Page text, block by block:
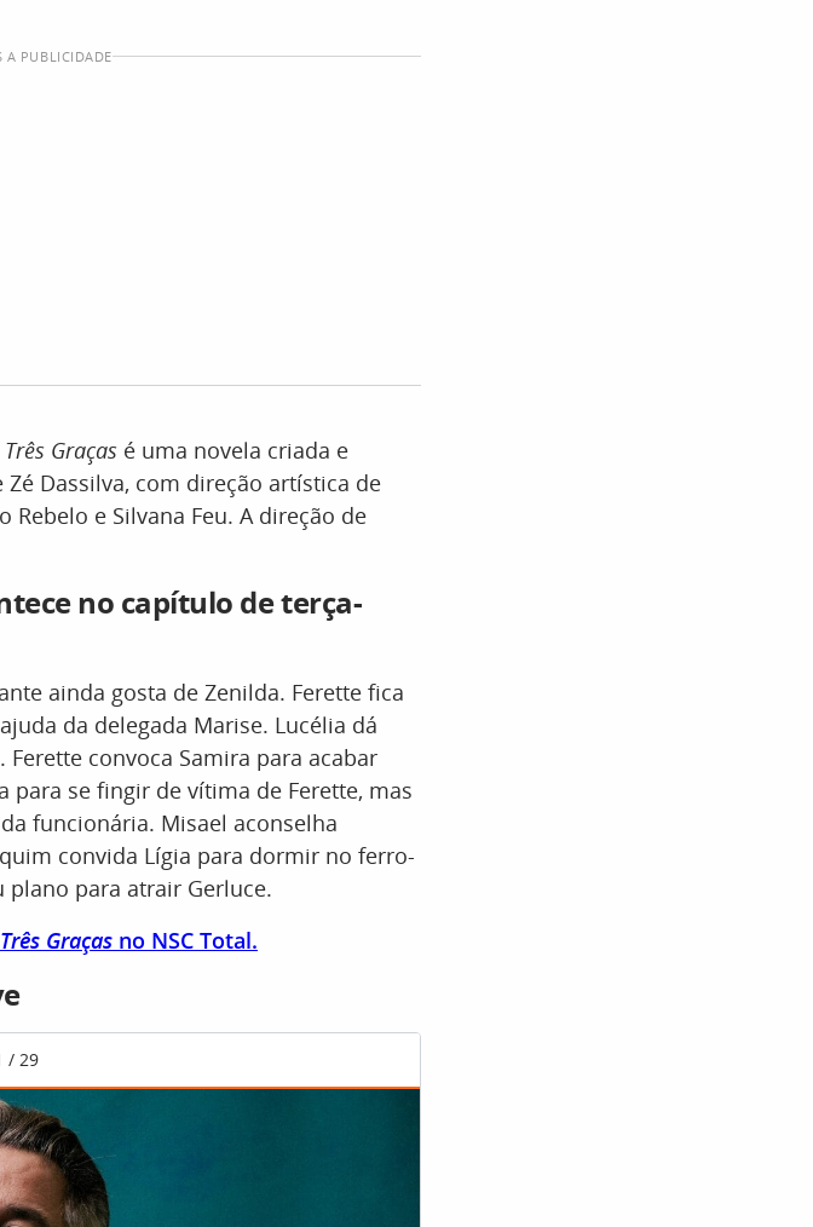
A PUBLICIDADE
Três Graças é uma novela criada e
Dassilva, com direção artística de
Rebelo e Silvana Feu. A direção de
no capítulo de terça-
ainda gosta de Zenilda. Ferette fica
da delegada Marise. Lucélia dá
convoca Samira para acabar
para se fingir de vítima de Ferette, mas
funcionária. Misael aconselha
convida Lígia para dormir no ferro-
plano para atrair Gerluce.
Três Graças no NSC Total.